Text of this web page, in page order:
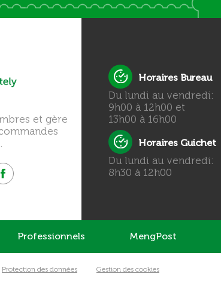
et gère
Horaires Bureau
Du lundi au vendredi:
9h00 à 12h00 et
13h00 à 16h00
Horaires Guichet
Du lundi au vendredi:
8h30 à 12h00
Professionnels MengPost
Protection des données Gestion des cookies